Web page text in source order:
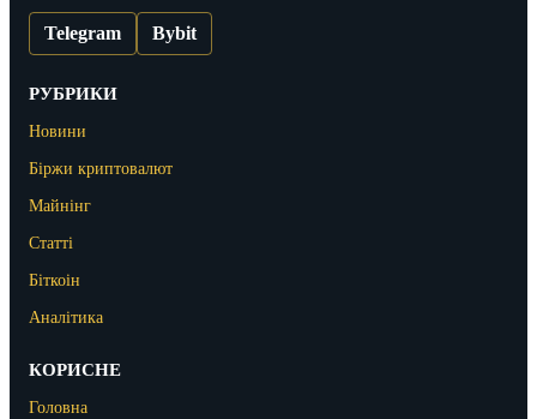
Telegram Bybit
РУБРИКИ
Новини
Біржи криптовалют
Майнінг
Статті
Біткоін
Аналітика
КОРИСНЕ
Головна